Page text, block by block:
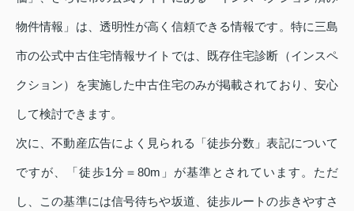
物件情報」は、透明性が高く信頼できる情報です。特に三島
市の公式中古住宅情報サイトでは、既存住宅診断（インスペ
クション）を実施した中古住宅のみが掲載されており、安心
して検討できます。
次に、不動産広告によく見られる「徒歩分数」表記について
ですが、「徒歩1分＝80m」が基準とされています。ただ
し、この基準には信号待ちや坂道、徒歩ルートの歩きやすさ